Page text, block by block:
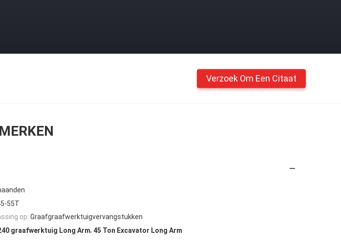
Verzoek Om Een Citaat
55T
op: Graafgraafwerktuigvervangstukken
graafwerktuig Long Arm, 45 Ton Excavator Long Arm